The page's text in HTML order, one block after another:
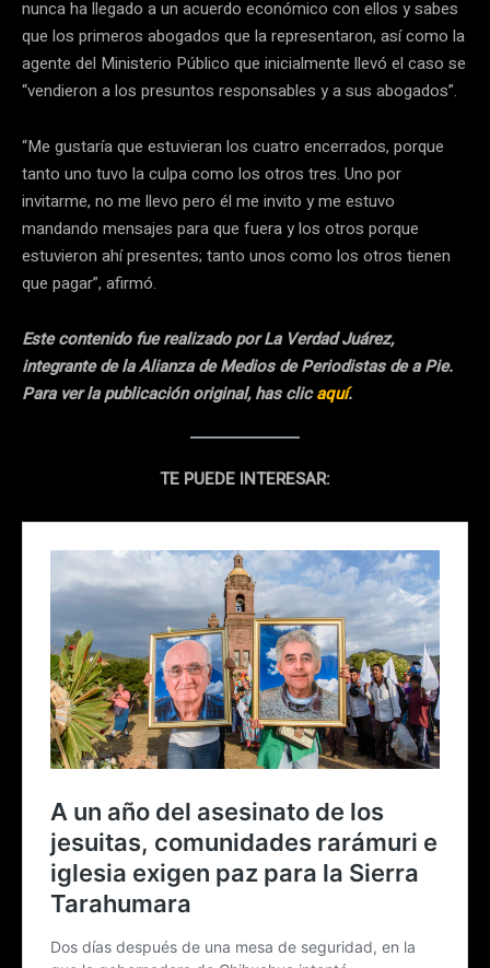
nunca ha llegado a un acuerdo económico con ellos y sabes
que los primeros abogados que la representaron, así como la
agente del Ministerio Público que inicialmente llevó el caso se
“vendieron a los presuntos responsables y a sus abogados”.
“Me gustaría que estuvieran los cuatro encerrados, porque
tanto uno tuvo la culpa como los otros tres. Uno por
invitarme, no me llevo pero él me invito y me estuvo
mandando mensajes para que fuera y los otros porque
estuvieron ahí presentes; tanto unos como los otros tienen
que pagar”, afirmó.
Este contenido fue realizado por La Verdad Juárez,
integrante de la Alianza de Medios de Periodistas de a Pie.
Para ver la publicación original, has clicaquí.
TE PUEDE INTERESAR: